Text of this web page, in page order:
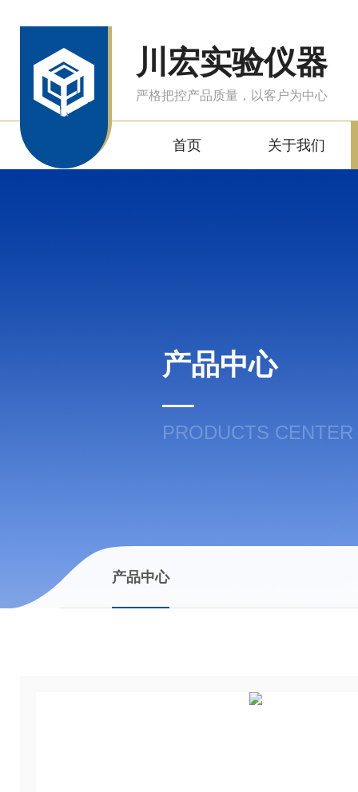
川宏实验仪器
严格把控产品质量，以客户为中心
首页 关于我们
产品中心
PRODUCTS CENTER
产品中心